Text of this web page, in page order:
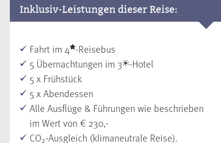
Inklusiv-Leistungen dieser Reise:
Fahrt im 4 -Reisebus
5 Übernachtungen im 3 -Hotel
5 x Frühstück
5 x Abendessen
Alle Ausflüge & Führungen wie beschrieben
im Wert von € 230,-
CO2-Ausgleich (klimaneutrale Reise).